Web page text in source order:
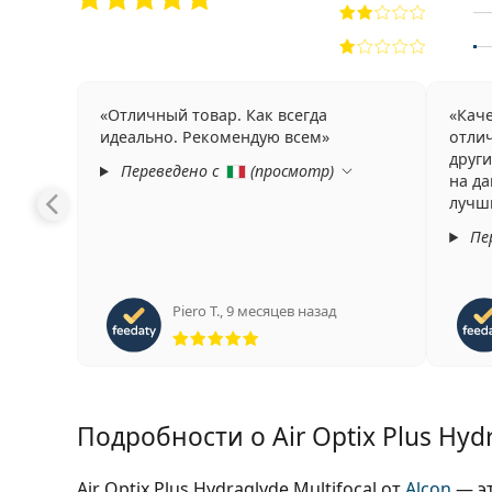
Отличный товар. Как всегда
идеально. Рекомендую всем
Переведено с
(просмотр)
Piero T.,9 месяцев назад
Рейтинг 5 из 5
на
Подробности о Air Optix Plus